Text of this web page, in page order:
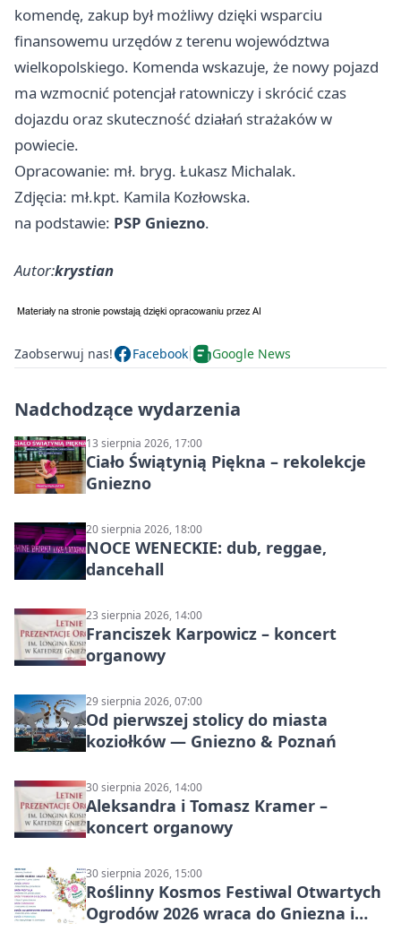
komendę, zakup był możliwy dzięki wsparciu
finansowemu urzędów z terenu województwa
wielkopolskiego. Komenda wskazuje, że nowy pojazd
ma wzmocnić potencjał ratowniczy i skrócić czas
dojazdu oraz skuteczność działań strażaków w
powiecie.
Opracowanie: mł. bryg. Łukasz Michalak.
Zdjęcia: mł.kpt. Kamila Kozłowska.
na podstawie: PSP Gniezno.
Autor:krystian
Zaobserwuj nas! Facebook Google News
Nadchodzące wydarzenia
13 sierpnia 2026, 17:00
Ciało Świątynią Piękna – rekolekcje
Gniezno
20 sierpnia 2026, 18:00
NOCE WENECKIE: dub, reggae,
dancehall
23 sierpnia 2026, 14:00
Franciszek Karpowicz – koncert
organowy
29 sierpnia 2026, 07:00
Od pierwszej stolicy do miasta
koziołków — Gniezno & Poznań
30 sierpnia 2026, 14:00
Aleksandra i Tomasz Kramer –
koncert organowy
30 sierpnia 2026, 15:00
Roślinny Kosmos Festiwal Otwartych
Ogrodów 2026 wraca do Gniezna i